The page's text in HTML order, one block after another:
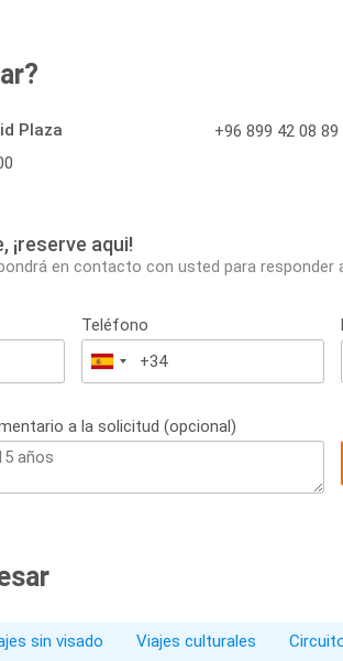
Plaza
+96 899 42 08 89
¡reserve aqui!
en contacto con usted para responder
Teléfono
España
+34
a la solicitud (opcional)
sin visado Viajes culturales